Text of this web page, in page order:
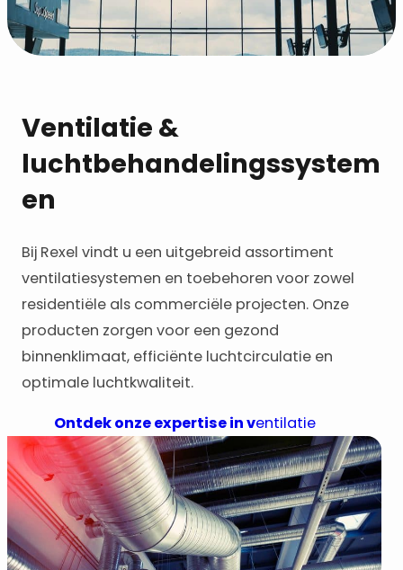
Ventilatie &
luchtbehandelingssystem
en
Bij Rexel vindt u een uitgebreid assortiment
ventilatiesystemen en toebehoren voor zowel
residentiële als commerciële projecten. Onze
producten zorgen voor een gezond
binnenklimaat, efficiënte luchtcirculatie en
optimale luchtkwaliteit.
Ontdek onze expertise in ventilatie